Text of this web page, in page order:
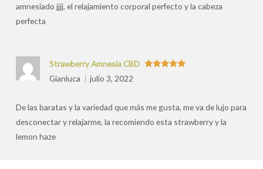
amnesiado jjjj, el relajamiento corporal perfecto y la cabeza
perfecta
Strawberry Amnesia CBD
Gianluca
julio 3, 2022
De las baratas y la variedad que más me gusta, me va de lujo para
desconectar y relajarme, la recomiendo esta strawberry y la
lemon haze